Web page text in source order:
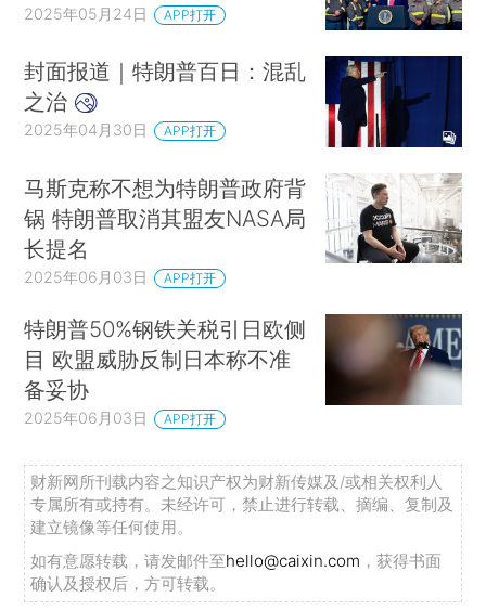
2025年05月24日 APP打开
封面报道｜特朗普百日：混乱
之治
2025年04月30日 APP打开
马斯克称不想为特朗普政府背
锅 特朗普取消其盟友NASA局
长提名
2025年06月03日 APP打开
特朗普50%钢铁关税引日欧侧
目 欧盟威胁反制日本称不准
备妥协
2025年06月03日 APP打开
财新网所刊载内容之知识产权为财新传媒及/或相关权利人
专属所有或持有。未经许可，禁止进行转载、摘编、复制及
建立镜像等任何使用。
如有意愿转载，请发邮件至hello@caixin.com ，获得书面
确认及授权后，方可转载。